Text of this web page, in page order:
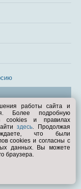
работы сайта и
Более подробную
cookies и правилах
здесь. Продолжая
что были
cookies и согласны с
данных. Вы можете
браузера.